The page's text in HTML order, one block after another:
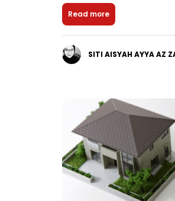
Read more
SITI AISYAH AYYA AZ